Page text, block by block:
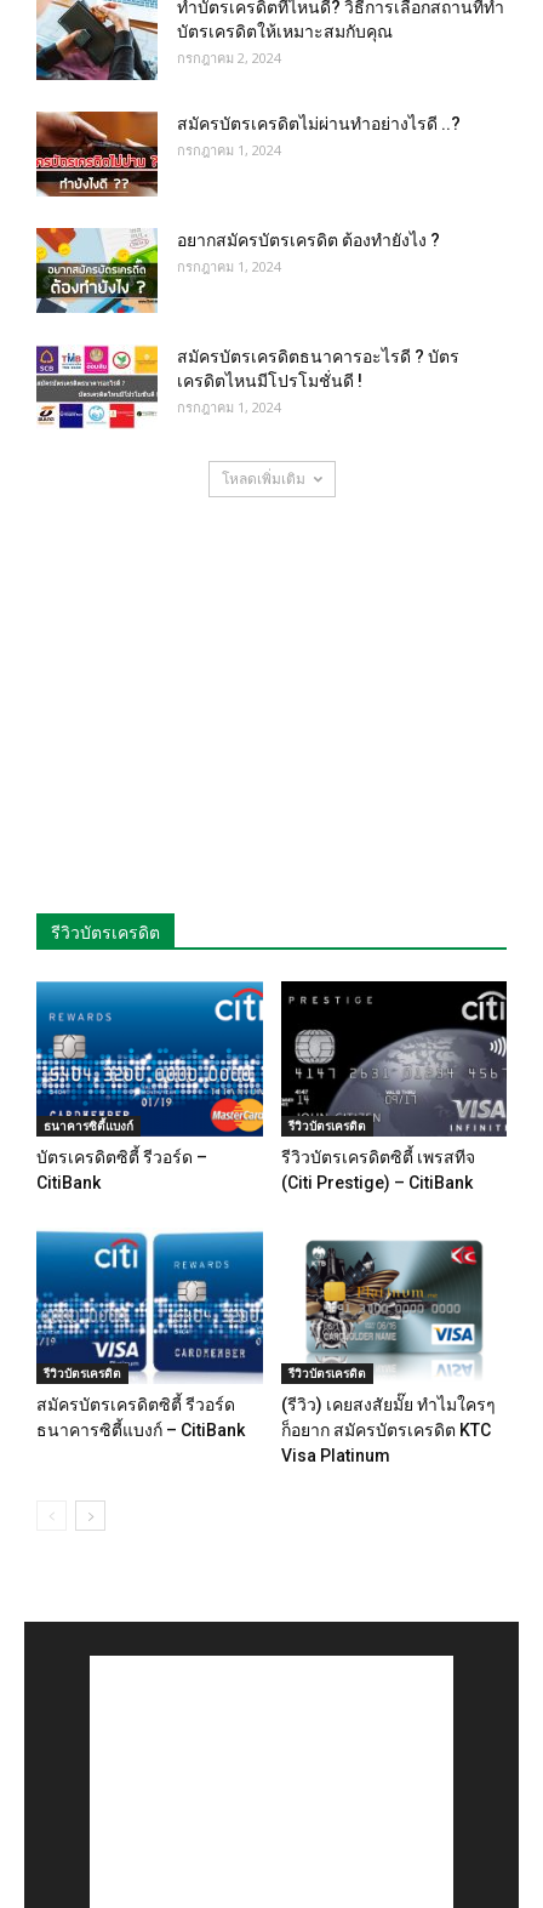
ทําบัตรเครดิตที่ไหนดี? วิธีการเลือกสถานที่ทำ
บัตรเครดิตให้เหมาะสมกับคุณ
กรกฎาคม 2, 2024
สมัครบัตรเครดิตไม่ผ่านทำอย่างไรดี ..?
กรกฎาคม 1, 2024
อยากสมัครบัตรเครดิต ต้องทำยังไง ?
กรกฎาคม 1, 2024
สมัครบัตรเครดิตธนาคารอะไรดี ? บัตร
เครดิตไหนมีโปรโมชั่นดี !
กรกฎาคม 1, 2024
โหลดเพิ่มเติม
รีวิวบัตรเครดิต
ธนาคารซิตี้แบงก์
บัตรเครดิตซิตี้ รีวอร์ด –
CitiBank
รีวิวบัตรเครดิต
รีวิวบัตรเครดิตซิตี้ เพรสทีจ
(Citi Prestige) – CitiBank
รีวิวบัตรเครดิต
สมัครบัตรเครดิตซิตี้ รีวอร์ด
ธนาคารซิตี้แบงก์ – CitiBank
รีวิวบัตรเครดิต
(รีวิว) เคยสงสัยมั๊ย ทำไมใครๆ
ก็อยาก สมัครบัตรเครดิต KTC
Visa Platinum